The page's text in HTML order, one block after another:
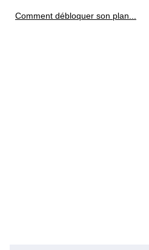
Comment débloquer son plan...